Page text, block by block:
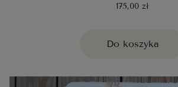
175,00 zł
Do koszyka